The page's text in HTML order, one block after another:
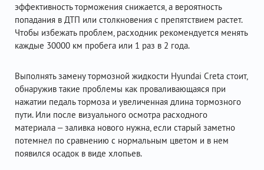
эффективность торможения снижается, а вероятность
попадания в ДТП или столкновения с препятствием растет.
Чтобы избежать проблем, расходник рекомендуется менять
каждые 30000 км пробега или 1 раз в 2 года.
Выполнять замену тормозной жидкости Hyundai Creta стоит,
обнаружив такие проблемы как проваливающаяся при
нажатии педаль тормоза и увеличенная длина тормозного
пути. Или после визуального осмотра расходного
материала – заливка нового нужна, если старый заметно
потемнел по сравнению с нормальным цветом и в нем
появился осадок в виде хлопьев.